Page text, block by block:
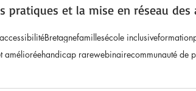
pratiques et la mise en réseau des
accessibilitéBretagnefamillesécole inclusiveformation
amélioréehandicap rarewebinairecommunauté de